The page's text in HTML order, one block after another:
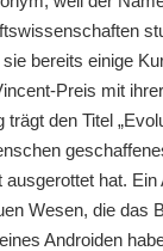
bereits einige
Preis mit
den Titel
hat.
Wesen, die das
Androiden